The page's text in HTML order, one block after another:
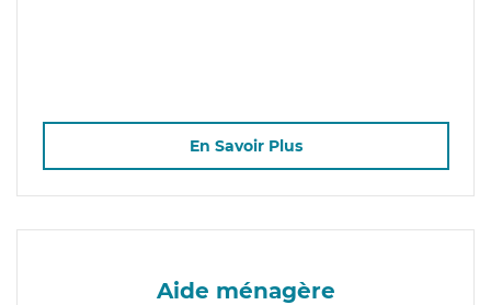
En Savoir Plus
Aide ménagère